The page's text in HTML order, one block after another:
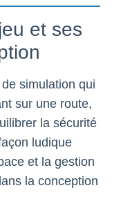
et ses
simulation qui
sur une route,
la sécurité
ludique
et la gestion
la conception